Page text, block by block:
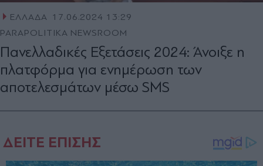
ΕΛΛΑΔΑ 17.06.2024 13:29
PARAPOLITIKA NEWSROOM
Πανελλαδικές Εξετάσεις 2024: Άνοιξε η
πλατφόρμα για ενημέρωση των
αποτελεσμάτων μέσω SMS